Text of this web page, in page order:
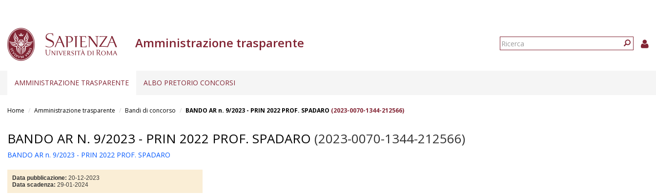
Amministrazione trasparente
Form
AMMINISTRAZIONE TRASPARENTE ALBO PRETORIO CONCORSI
Home Amministrazione trasparente Bandi di concorso BANDO AR n. 9/2023 - PRIN 2022 PROF. SPADARO (2023-0070-1344-212566)
BANDO AR N. 9/2023 - PRIN 2022 PROF. SPADARO (2023-0070-1344-212566)
BANDO AR n. 9/2023 - PRIN 2022 PROF. SPADARO
Data pubblicazione: 20-12-2023
Data scadenza: 29-01-2024